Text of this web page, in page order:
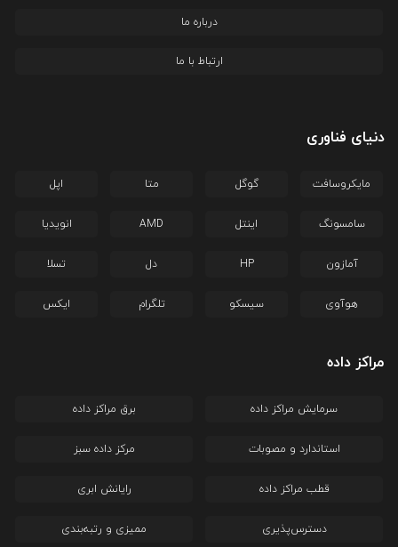
درباره ما
ارتباط با ما
دنیای فناوری
مایکروسافت گوگل متا اپل
سامسونگ اینتل AMD انویدیا
آمازون HP دل تسلا
هوآوی سیسکو تلگرام ایکس
مراکز داده
سرمایش مراکز داده برق مراکز داده
استاندارد و مصوبات مرکز داده سبز
قطب مراکز داده رایانش ابری
دسترس‌پذیری ممیزی و رتبه‌بندی